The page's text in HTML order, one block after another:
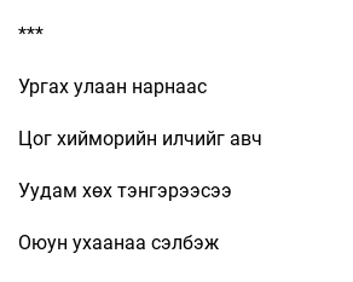
***
Ургах улаан нарнаас
Цог хийморийн илчийг авч
Уудам хөх тэнгэрээсээ
Оюун ухаанаа сэлбэж